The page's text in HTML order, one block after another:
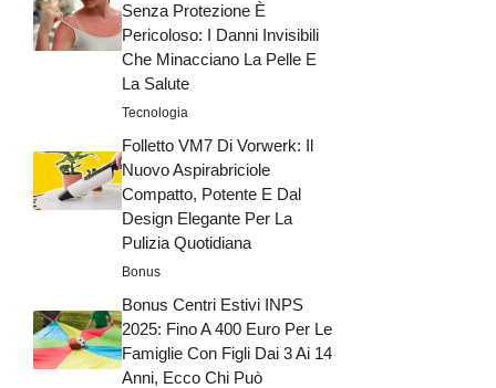
Senza Protezione È
Pericoloso: I Danni Invisibili
Che Minacciano La Pelle E
La Salute
Tecnologia
Folletto VM7 Di Vorwerk: Il
Nuovo Aspirabriciole
Compatto, Potente E Dal
Design Elegante Per La
Pulizia Quotidiana
Bonus
Bonus Centri Estivi INPS
2025: Fino A 400 Euro Per Le
Famiglie Con Figli Dai 3 Ai 14
Anni, Ecco Chi Può